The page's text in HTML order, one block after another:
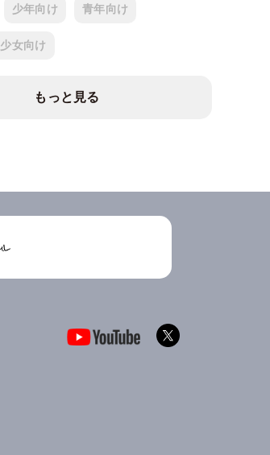
少年向け 青年向け
少女向け
もっと見る